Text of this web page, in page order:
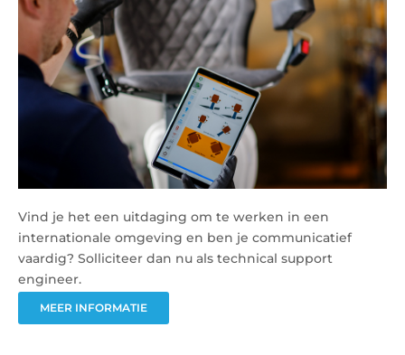
Vind je het een uitdaging om te werken in een
internationale omgeving en ben je communicatief
vaardig? Solliciteer dan nu als technical support
engineer.
MEER INFORMATIE